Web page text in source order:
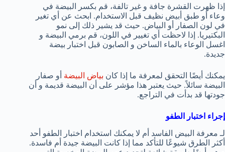
إذا ظهرت القشرة جافة و غير تالفة، قم بكسر البيضة في
وعاء أو طبق أبيض نظيف قبل الاستخدام. ابحث عن أي تغير
في لون الصفار أو البياض. حيث قد يشير ذلك إلى نمو
البكتيريا. إذا لاحظت أي تغيير في اللون، قم برمي البيضة و
اغسل الوعاء بالماء الساخن و الصابون قبل اختبار بيضة
جديدة.
يمكنك أيضًا التحقق لمعرفة ما إذا كان بياض البيضة أو صفار
البيضة سائلاً. حيث يعتبر هذا مؤشر على أن البيضة قديمة و أن
جودتها قد بدأت في التراجع.
إجراء اختبار الطفو
لـ معرفة البيض الفاسد أم لا يمكنك استخدام اختبار الطفو أحد
أكثر الطرق شيوعًا للتأكد مما إذا كانت البيضة جيدة أم فاسدة.